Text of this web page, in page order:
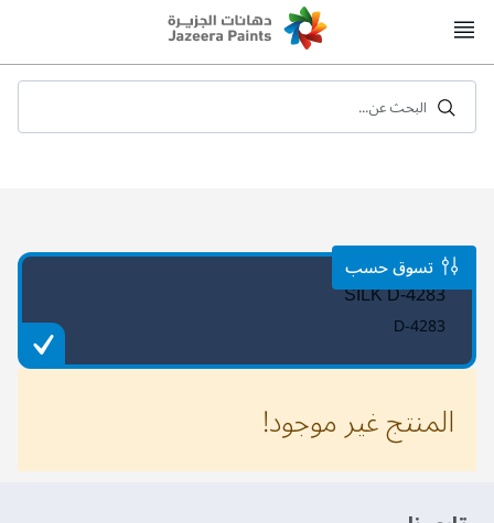
to
البحث عن...
SILK D-4283
D-4283
المنتج غير موجود!
تسوق حسب